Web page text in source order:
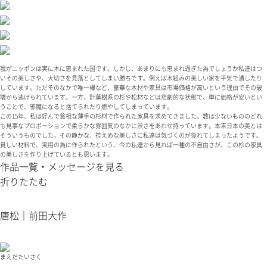
我がニッポンは実に木に恵まれた国です。しかし、あまりにも恵まれ過ぎた為でしょうか私達はつ
いその美しさや、大切さを見落としてしまい勝ちです。例えば木組みの美しい家を平気で潰したり
しています。ただそのなかで唯一欅など、豪華な木材や家具は市場価格が高いという理由でその破
壊から逃げられています。一方、針葉樹系の杉や松材などは悲劇的な状態で、単に価格が安いとい
うことで、邪魔になると捨てられたり燃やしてしまっています。
この15年、私は好んで貧相な薄手の杉材で作られた家具を求めてきました。数は少ないもののどれ
も見事なプロポーションで柔らかな雰囲気のなかに渋さをあわせ持っています。本来日本の美とは
そういうものでした。その静かな、控えめな美しさに私達は気づくのが後れてしまったようです。
貧しい材料で、実用の為に作られたという、今の私達から見れば一種の不自由さが、この杉の家具
の美しさを作り上げているとも思います。
作品一覧・メッセージを見る
折りたたむ
唐松｜前田大作
まえだたいさく